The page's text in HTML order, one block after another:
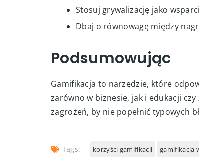
Dobrze poznaj swoją grupę
Stosuj grywalizację jako
Podsumowując
zarówno w biznesie, jak i edukacji